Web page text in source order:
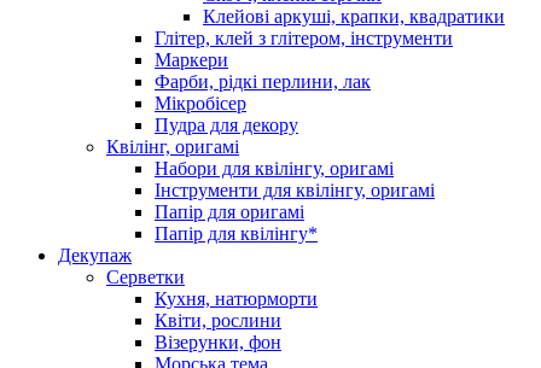
Клейові аркуші, крапки, квадратики
Глітер, клей з глітером, інструменти
Маркери
Фарби, рідкі перлини, лак
Мікробісер
Пудра для декору
Квілінг, оригамі
Набори для квілінгу, оригамі
Інструменти для квілінгу, оригамі
Папір для оригамі
Папір для квілінгу*
Декупаж
Серветки
Кухня, натюрморти
Квіти, рослини
Візерунки, фон
Морська тема